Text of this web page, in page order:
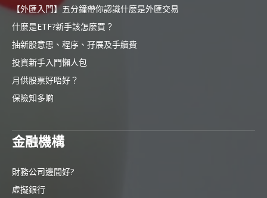
【外匯入門】五分鐘帶你認識什麼是外匯交易
什麼是ETF?新手該怎麼買？
抽新股意思、程序、孖展及手續費
投資新手入門懶人包
月供股票好唔好？
保險知多啲
金融機構
財務公司邊間好?
虛擬銀行